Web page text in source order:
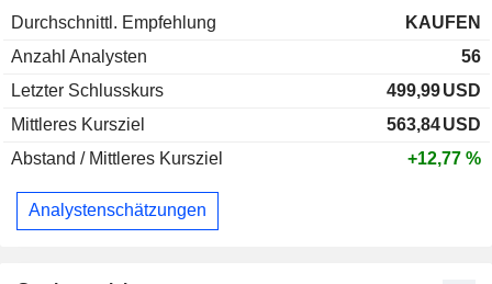
Durchschnittl. Empfehlung
KAUFEN
Anzahl Analysten
56
Letzter Schlusskurs
499,99USD
Mittleres Kursziel
563,84USD
Abstand / Mittleres Kursziel
+12,77 %
Analystenschätzungen